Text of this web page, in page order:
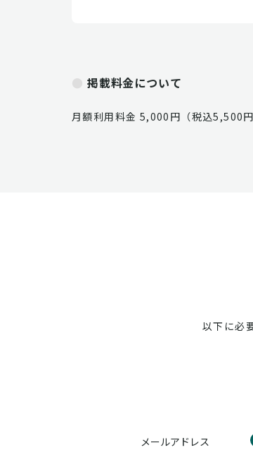
掲載料金について
月額利用料金 5,000円（税込5,500円
以下に必
メールアドレス